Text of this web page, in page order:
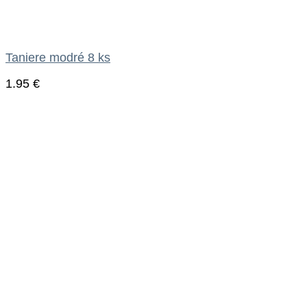
Taniere modré 8 ks
1.95 €